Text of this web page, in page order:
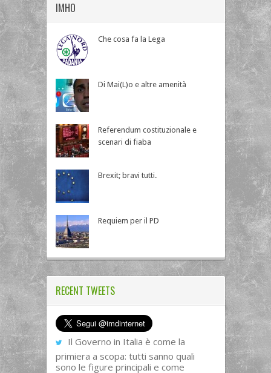
IMHO
Che cosa fa la Lega
Di Mai(L)o e altre amenità
Referendum costituzionale e
scenari di fiaba
Brexit; bravi tutti.
Requiem per il PD
RECENT TWEETS
Il Governo in Italia è come la
primiera a scopa: tutti sanno quali
sono le figure principali e come